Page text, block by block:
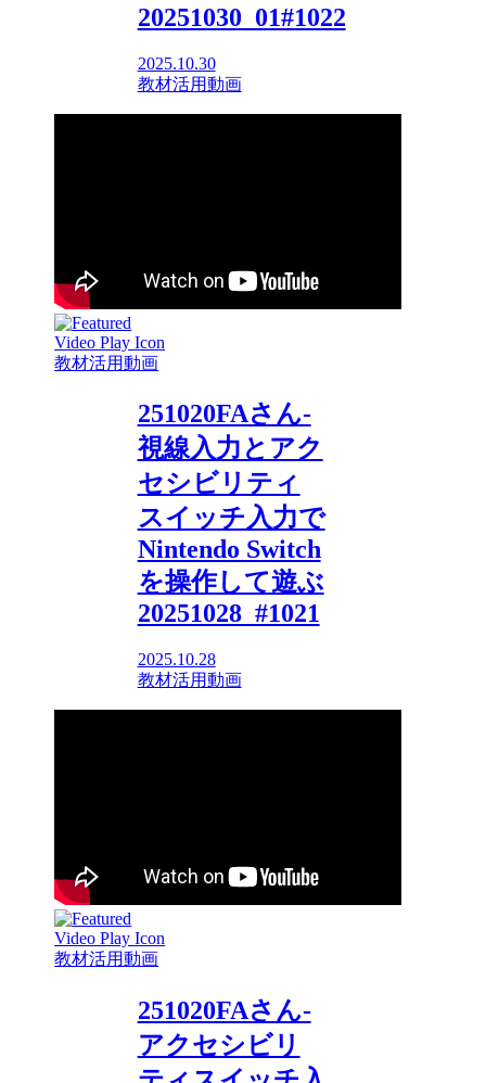
20251030_01#1022
2025.10.30
教材活用動画
教材活用動画
251020FAさん-
視線入力とアク
セシビリティ
スイッチ入力で
Nintendo Switch
を操作して遊ぶ
20251028_#1021
2025.10.28
教材活用動画
教材活用動画
251020FAさん-
アクセシビリ